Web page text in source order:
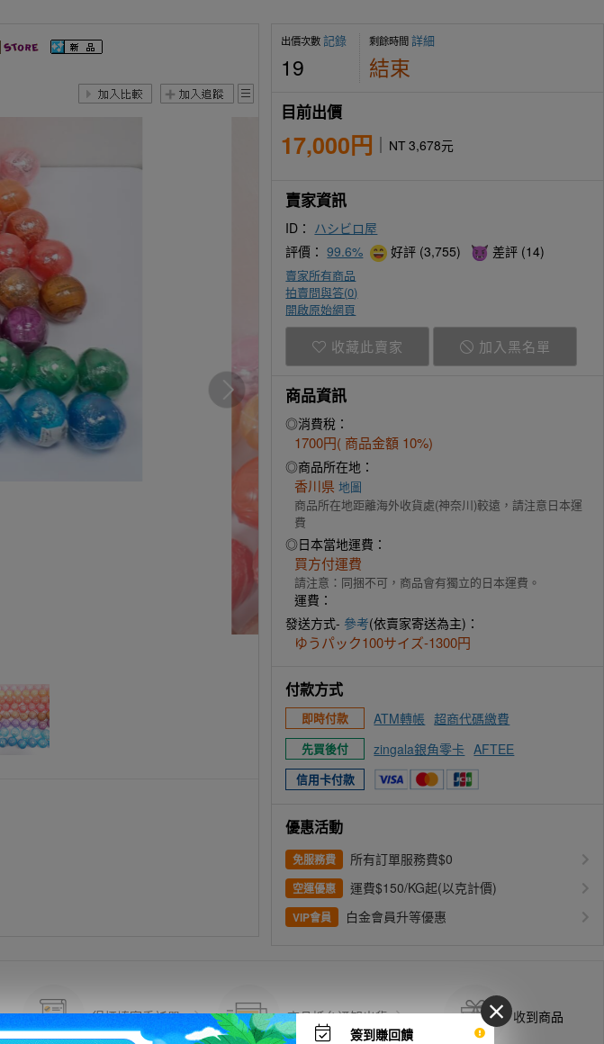
簽到賺回饋
出價次數記錄
19
剩餘時間詳細
結束
目前出價
17,000円 NT 3,678元
賣家資訊
ID： ハシビロ屋
評價：99.6% 好評 (3,755) 差評 (14)
賣家所有商品
拍賣問與答(0)
開啟原始網頁
收藏此賣家 加入黑名單
商品資訊
◎消費稅：
1700円( 商品金額 10%)
◎商品所在地：
香川県 地圖
商品所在地距離海外收貨處(神奈川)較遠，請注意日本運
費
◎日本當地運費：
買方付運費
請注意：同捆不可，商品會有獨立的日本運費。
運費：
發送方式- 參考(依賣家寄送為主)：
ゆうパック100サイズ-1300円
付款方式
即時付款 ATM轉帳 超商代碼繳費
先買後付 zingala銀角零卡 AFTEE
信用卡付款
優惠活動
免服務費 所有訂單服務費$0
空運優惠 運費$150/KG起(以克計價)
VIP會員 白金會員升等優惠
得標填寫委託單 商品抵台通知出貨 收到商品